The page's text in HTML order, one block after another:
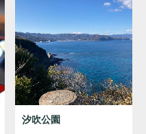
汐吹公園